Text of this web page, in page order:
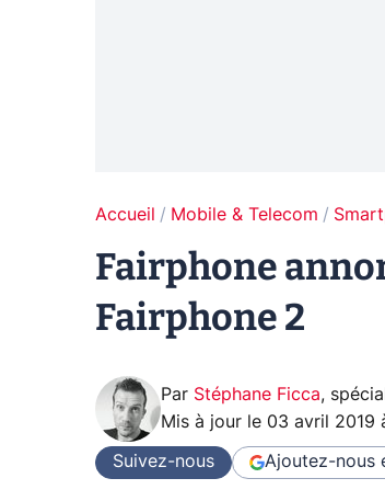
Accueil Mobile & Telecom
Fairphone
Fairphone 2
Par Stéphane Ficca,
Mis à jour le 03 avril 2019
Suivez-nous Ajoutez-nous